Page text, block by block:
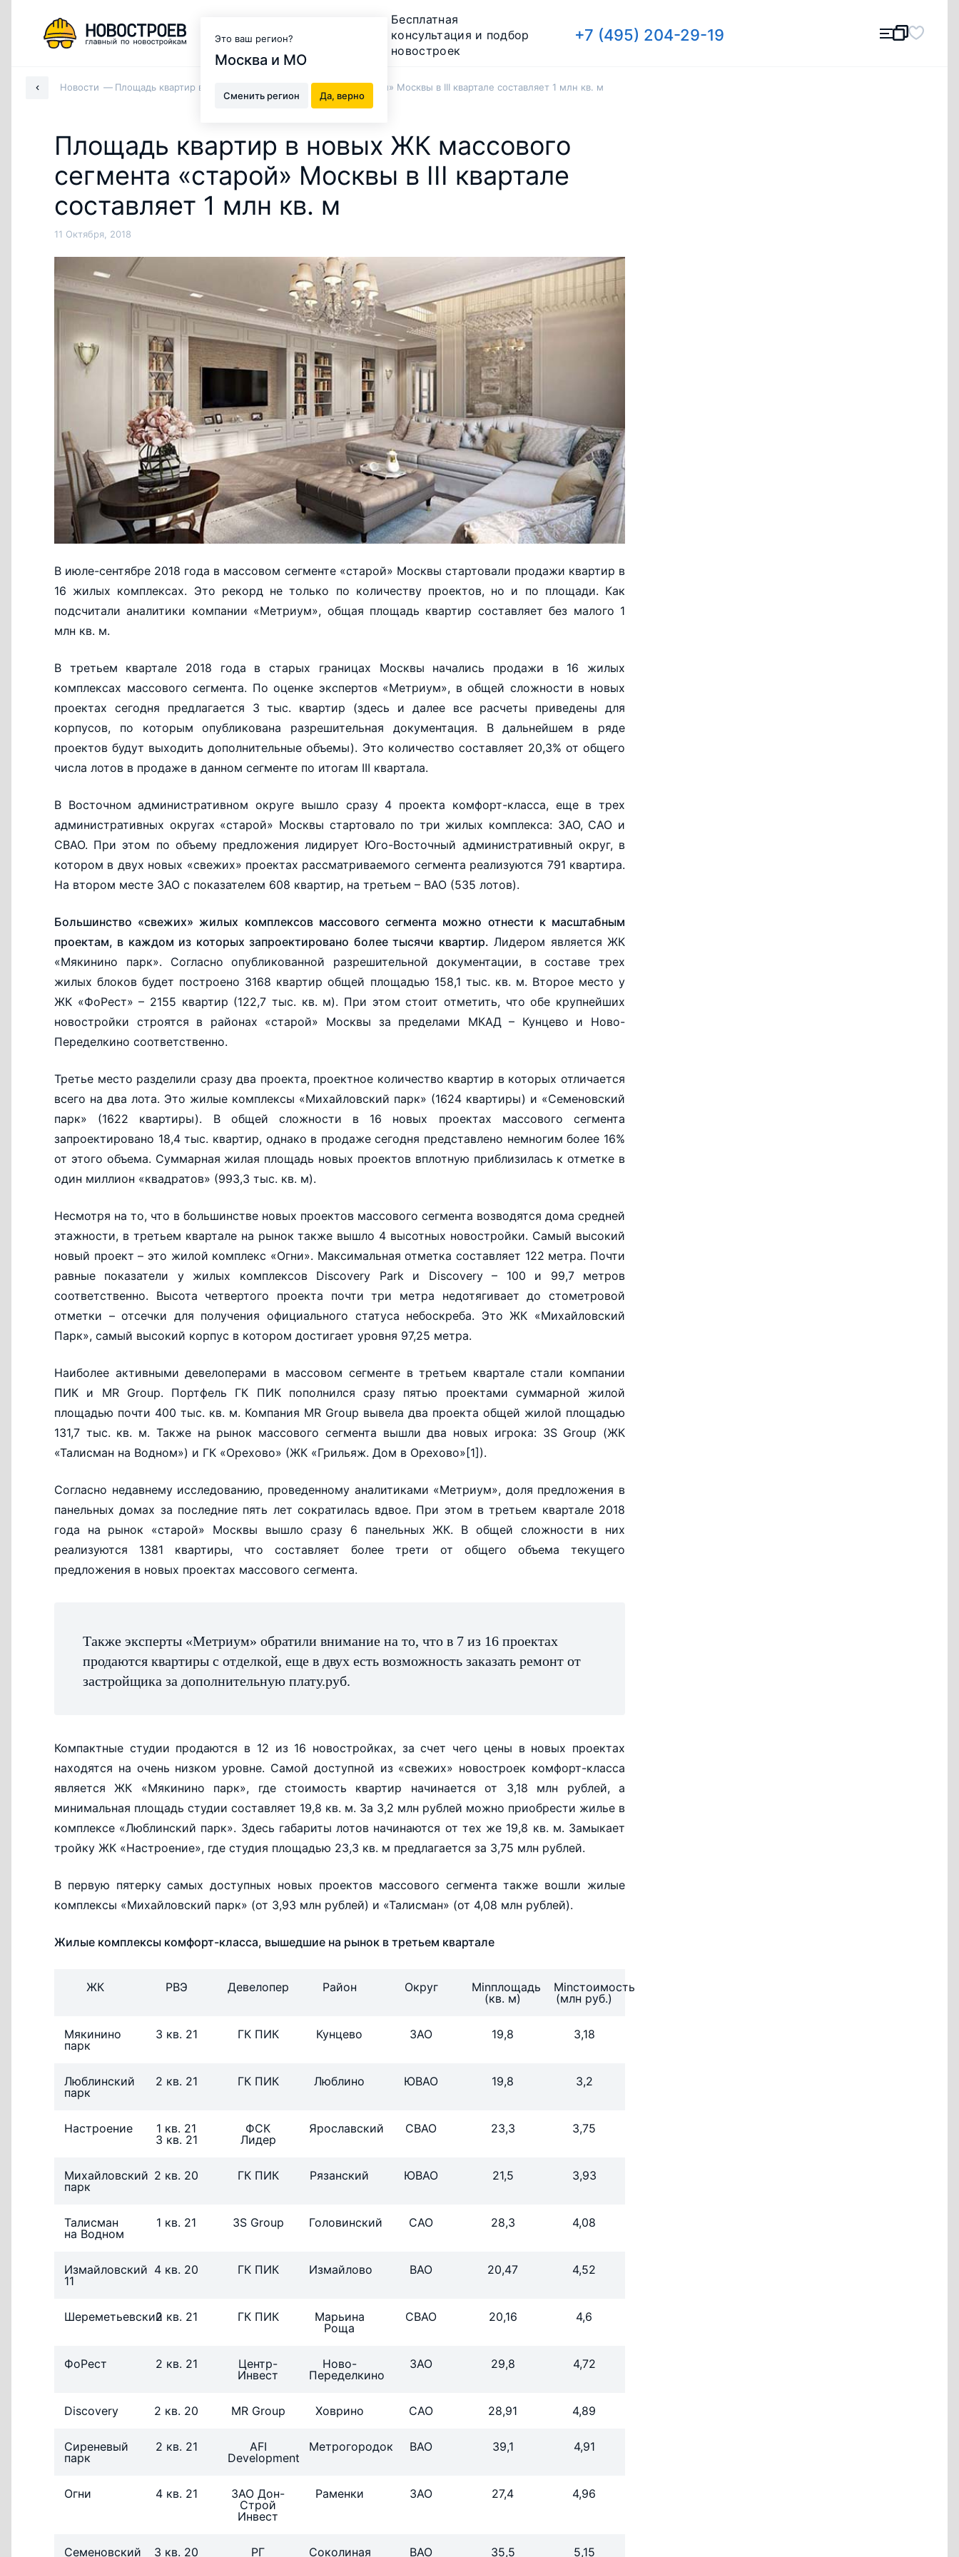
Это ваш регион?
Москва и МО
Сменить регион Да, верно
Бесплатная
консультация и подбор
новостроек
+7 (495) 204-29-19
Новости Площадь квартир в новых ЖК массового сегмента «старой» Москвы в III квартале составляет 1 млн кв. м
Площадь квартир в новых ЖК массового
сегмента «старой» Москвы в III квартале
составляет 1 млн кв. м
11 Октября, 2018
В июле-сентябре 2018 года в массовом сегменте «старой» Москвы стартовали продажи квартир в
16 жилых комплексах. Это рекорд не только по количеству проектов, но и по площади. Как
подсчитали аналитики компании «Метриум», общая площадь квартир составляет без малого 1
млн кв. м.
В третьем квартале 2018 года в старых границах Москвы начались продажи в 16 жилых
комплексах массового сегмента. По оценке экспертов «Метриум», в общей сложности в новых
проектах сегодня предлагается 3 тыс. квартир (здесь и далее все расчеты приведены для
корпусов, по которым опубликована разрешительная документация. В дальнейшем в ряде
проектов будут выходить дополнительные объемы). Это количество составляет 20,3% от общего
числа лотов в продаже в данном сегменте по итогам III квартала.
В Восточном административном округе вышло сразу 4 проекта комфорт-класса, еще в трех
административных округах «старой» Москвы стартовало по три жилых комплекса: ЗАО, САО и
СВАО. При этом по объему предложения лидирует Юго-Восточный административный округ, в
котором в двух новых «свежих» проектах рассматриваемого сегмента реализуются 791 квартира.
На втором месте ЗАО с показателем 608 квартир, на третьем – ВАО (535 лотов).
Большинство «свежих» жилых комплексов массового сегмента можно отнести к масштабным
проектам, в каждом из которых запроектировано более тысячи квартир. Лидером является ЖК
«Мякинино парк». Согласно опубликованной разрешительной документации, в составе трех
жилых блоков будет построено 3168 квартир общей площадью 158,1 тыс. кв. м. Второе место у
ЖК «ФоРест» – 2155 квартир (122,7 тыс. кв. м). При этом стоит отметить, что обе крупнейших
новостройки строятся в районах «старой» Москвы за пределами МКАД – Кунцево и Ново-
Переделкино соответственно.
Третье место разделили сразу два проекта, проектное количество квартир в которых отличается
всего на два лота. Это жилые комплексы «Михайловский парк» (1624 квартиры) и «Семеновский
парк» (1622 квартиры). В общей сложности в 16 новых проектах массового сегмента
запроектировано 18,4 тыс. квартир, однако в продаже сегодня представлено немногим более 16%
от этого объема. Суммарная жилая площадь новых проектов вплотную приблизилась к отметке в
один миллион «квадратов» (993,3 тыс. кв. м).
Несмотря на то, что в большинстве новых проектов массового сегмента возводятся дома средней
этажности, в третьем квартале на рынок также вышло 4 высотных новостройки. Самый высокий
новый проект – это жилой комплекс «Огни». Максимальная отметка составляет 122 метра. Почти
равные показатели у жилых комплексов Discovery Park и Discovery – 100 и 99,7 метров
соответственно. Высота четвертого проекта почти три метра недотягивает до стометровой
отметки – отсечки для получения официального статуса небоскреба. Это ЖК «Михайловский
Парк», самый высокий корпус в котором достигает уровня 97,25 метра.
Наиболее активными девелоперами в массовом сегменте в третьем квартале стали компании
ПИК и MR Group. Портфель ГК ПИК пополнился сразу пятью проектами суммарной жилой
площадью почти 400 тыс. кв. м. Компания MR Group вывела два проекта общей жилой площадью
131,7 тыс. кв. м. Также на рынок массового сегмента вышли два новых игрока: 3S Group (ЖК
«Талисман на Водном») и ГК «Орехово» (ЖК «Грильяж. Дом в Орехово»[1]).
Согласно недавнему исследованию, проведенному аналитиками «Метриум», доля предложения в
панельных домах за последние пять лет сократилась вдвое. При этом в третьем квартале 2018
года на рынок «старой» Москвы вышло сразу 6 панельных ЖК. В общей сложности в них
реализуются 1381 квартиры, что составляет более трети от общего объема текущего
предложения в новых проектах массового сегмента.
Также эксперты «Метриум» обратили внимание на то, что в 7 из 16 проектах
продаются квартиры с отделкой, еще в двух есть возможность заказать ремонт от
застройщика за дополнительную плату.руб.
Компактные студии продаются в 12 из 16 новостройках, за счет чего цены в новых проектах
находятся на очень низком уровне. Самой доступной из «свежих» новостроек комфорт-класса
является ЖК «Мякинино парк», где стоимость квартир начинается от 3,18 млн рублей, а
минимальная площадь студии составляет 19,8 кв. м. За 3,2 млн рублей можно приобрести жилье в
комплексе «Люблинский парк». Здесь габариты лотов начинаются от тех же 19,8 кв. м. Замыкает
тройку ЖК «Настроение», где студия площадью 23,3 кв. м предлагается за 3,75 млн рублей.
В первую пятерку самых доступных новых проектов массового сегмента также вошли жилые
комплексы «Михайловский парк» (от 3,93 млн рублей) и «Талисман» (от 4,08 млн рублей).
Жилые комплексы комфорт-класса, вышедшие на рынок в третьем квартале
ЖК РВЭ Девелопер Район Округ
Minплощадь
(кв. м)
Minстоимость
(млн руб.)
Мякинино
парк
3 кв. 21 ГК ПИК Кунцево ЗАО 19,8 3,18
Люблинский
парк
2 кв. 21 ГК ПИК Люблино ЮВАО 19,8 3,2
Настроение
1 кв. 21
3 кв. 21
ФСК
Лидер
Ярославский СВАО 23,3 3,75
Михайловский
парк
2 кв. 20 ГК ПИК Рязанский ЮВАО 21,5 3,93
Талисман
на Водном
1 кв. 21 3S Group Головинский САО 28,3 4,08
Измайловский
11
4 кв. 20 ГК ПИК Измайлово ВАО 20,47 4,52
Шереметьевский2 кв. 21 ГК ПИК
Марьина
Роща
СВАО 20,16 4,6
ФоРест 2 кв. 21
Центр-
Инвест
Ново-
Переделкино
ЗАО 29,8 4,72
Discovery 2 кв. 20 MR Group Ховрино САО 28,91 4,89
Сиреневый
парк
2 кв. 21
AFI
Development
Метрогородок ВАО 39,1 4,91
Огни 4 кв. 21
ЗАО Дон-
Строй
Инвест
Раменки ЗАО 27,4 4,96
Семеновский
3 кв. 20
РГ
Соколиная
ВАО 35,5 5,15